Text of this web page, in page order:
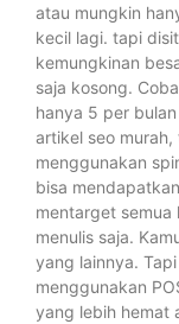
atau mungkin
kecil lagi. tapi
kemungkinan
saja kosong.
hanya 5 per
artikel seo
menggunakan
bisa
mentarget
menulis saja.
yang lainnya.
menggunakan
yang lebih hemat